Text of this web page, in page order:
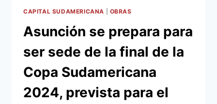
LA
CAPITAL SUDAMERICANA OBRAS
Asunción se prepara para
ser sede de la final de la
Copa Sudamericana
2024, prevista para el